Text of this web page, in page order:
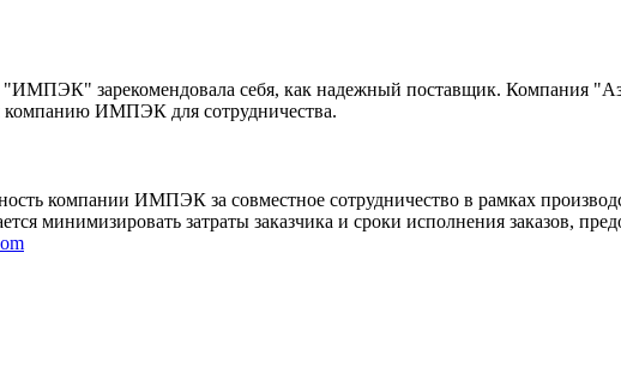
"ИМПЭК" зарекомендовала себя, как надежный поставщик. Компания
ИМПЭК для сотрудничества.
компании ИМПЭК за совместное сотрудничество в рамках
минимизировать затраты заказчика и сроки исполнения заказов,